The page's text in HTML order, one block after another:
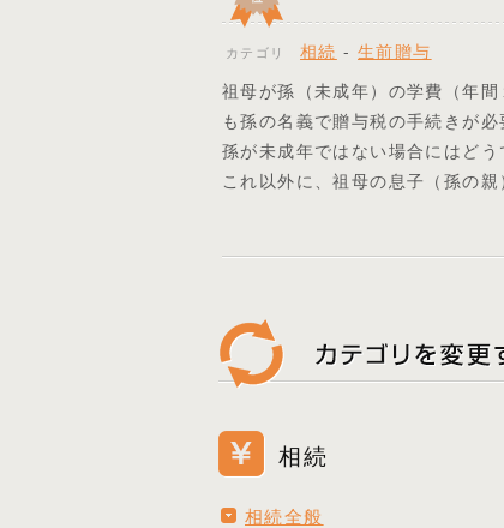
カテゴリ 相続 -生前贈与
祖母が孫（未成年）の学費（年
も孫の名義で贈与税の手続きが必
孫が未成年ではない場合にはどう
これ以外に、祖母の息子（孫の
相続
相続全般